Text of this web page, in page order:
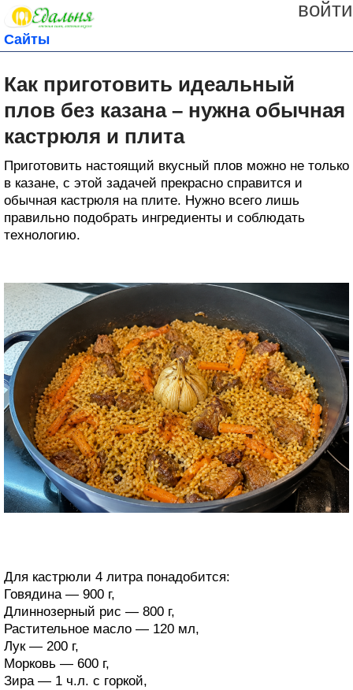
войти
Сайты
Как приготовить идеальный
плов без казана – нужна обычная
кастрюля и плита
Приготовить настоящий вкусный плов можно не только
в казане, с этой задачей прекрасно справится и
обычная кастрюля на плите. Нужно всего лишь
правильно подобрать ингредиенты и соблюдать
технологию.
Для кастрюли 4 литра понадобится:
Говядина — 900 г,
Длиннозерный рис — 800 г,
Растительное масло — 120 мл,
Лук — 200 г,
Морковь — 600 г,
Зира — 1 ч.л. с горкой,